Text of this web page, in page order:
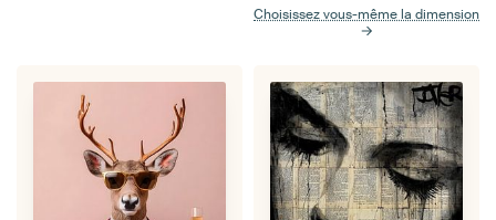
Choisissez vous-même la dimension